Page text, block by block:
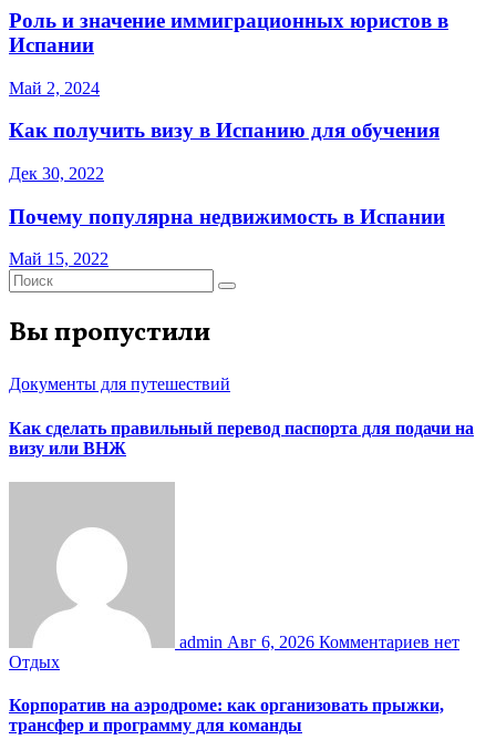
Роль и значение иммиграционных юристов в
Испании
Май 2, 2024
Как получить визу в Испанию для обучения
Дек 30, 2022
Почему популярна недвижимость в Испании
Май 15, 2022
Вы пропустили
Документы для путешествий
Как сделать правильный перевод паспорта для подачи на
визу или ВНЖ
admin Авг 6, 2026 Комментариев нет
Отдых
Корпоратив на аэродроме: как организовать прыжки,
трансфер и программу для команды